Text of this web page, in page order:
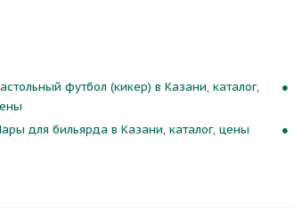
футбол (кикер) в Казани, каталог,
для бильярда в Казани, каталог, цены